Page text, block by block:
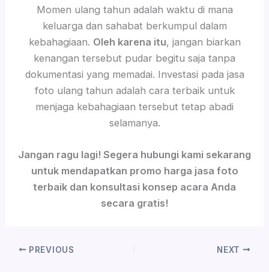
Momen ulang tahun adalah waktu di mana
keluarga dan sahabat berkumpul dalam
kebahagiaan. Oleh karena itu, jangan biarkan
kenangan tersebut pudar begitu saja tanpa
dokumentasi yang memadai. Investasi pada jasa
foto ulang tahun adalah cara terbaik untuk
menjaga kebahagiaan tersebut tetap abadi
selamanya.
Jangan ragu lagi! Segera hubungi kami sekarang
untuk mendapatkan promo harga jasa foto
terbaik dan konsultasi konsep acara Anda
secara gratis!
PREVIOUS NEXT